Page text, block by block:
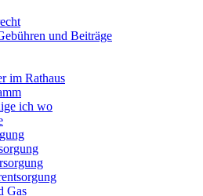
und Beiträge
im Rathaus
ich wo
Gas